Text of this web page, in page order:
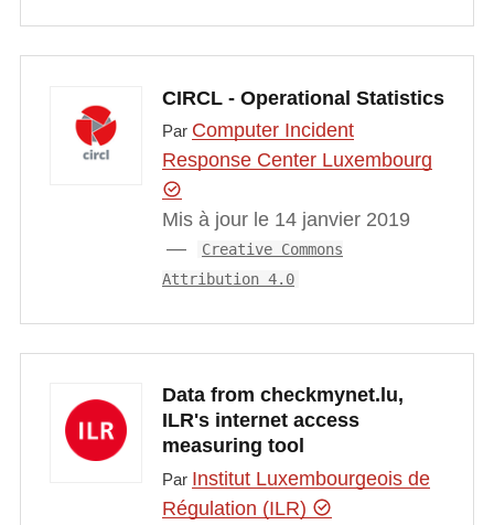
CIRCL - Operational Statistics
Par Computer Incident
Response Center Luxembourg
Mis à jour le 14 janvier 2019
Creative Commons
Attribution 4.0
Data from checkmynet.lu,
ILR's internet access
measuring tool
Par Institut Luxembourgeois de
Régulation (ILR)